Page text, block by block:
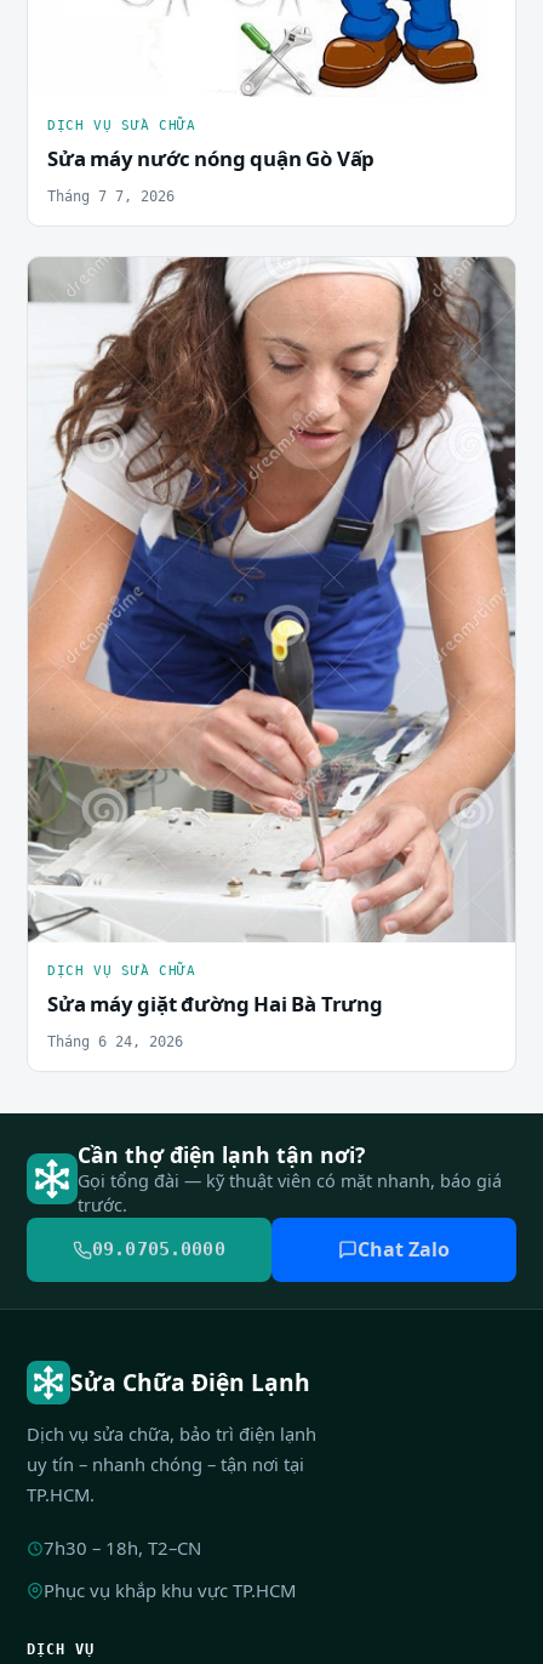
DỊCH VỤ SỬA CHỮA
Sửa máy nước nóng quận Gò Vấp
Tháng 7 7, 2026
DỊCH VỤ SỬA CHỮA
Sửa máy giặt đường Hai Bà Trưng
Tháng 6 24, 2026
Cần thợ điện lạnh tận nơi?
Gọi tổng đài — kỹ thuật viên có mặt nhanh, báo giá
trước.
09.0705.0000 Chat Zalo
Sửa Chữa Điện Lạnh
Dịch vụ sửa chữa, bảo trì điện lạnh
uy tín – nhanh chóng – tận nơi tại
TP.HCM.
7h30 – 18h, T2–CN
Phục vụ khắp khu vực TP.HCM
DỊCH VỤ